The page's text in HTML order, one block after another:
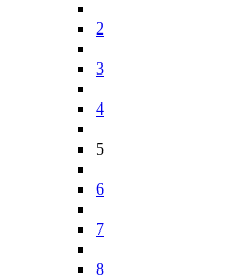
2
3
4
5
6
7
8